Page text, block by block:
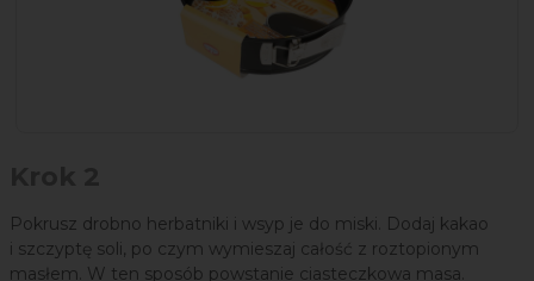
Pokrusz drobno herbatniki i wsyp je do miski. Dodaj kakao
i szczyptę soli, po czym wymieszaj całość z roztopionym
masłem. W ten sposób powstanie ciasteczkowa masa.